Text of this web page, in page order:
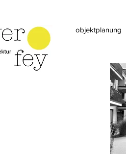
objektplanung